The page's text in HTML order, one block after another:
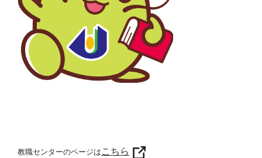
教職センターのページは こちら